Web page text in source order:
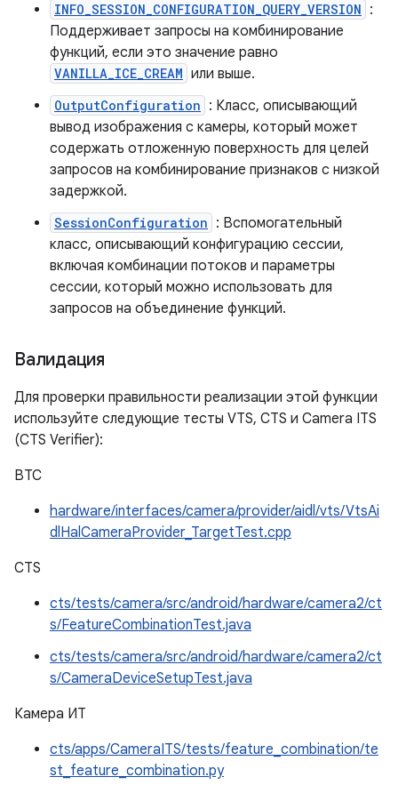
INFO_SESSION_CONFIGURATION_QUERY_VERSION :
Поддерживает запросы на комбинирование
функций, если это значение равно
VANILLA_ICE_CREAM или выше.
OutputConfiguration : Класс, описывающий
вывод изображения с камеры, который может
содержать отложенную поверхность для целей
запросов на комбинирование признаков с низкой
задержкой.
SessionConfiguration : Вспомогательный
класс, описывающий конфигурацию сессии,
включая комбинации потоков и параметры
сессии, который можно использовать для
запросов на объединение функций.
Валидация
Для проверки правильности реализации этой функции
используйте следующие тесты VTS, CTS и Camera ITS
(CTS Verifier):
ВТС
hardware/interfaces/camera/provider/aidl/vts/VtsAi
dlHalCameraProvider_TargetTest.cpp
CTS
cts/tests/camera/src/android/hardware/camera2/ct
s/FeatureCombinationTest.java
cts/tests/camera/src/android/hardware/camera2/ct
s/CameraDeviceSetupTest.java
Камера ИТ
cts/apps/CameraITS/tests/feature_combination/te
st_feature_combination.py